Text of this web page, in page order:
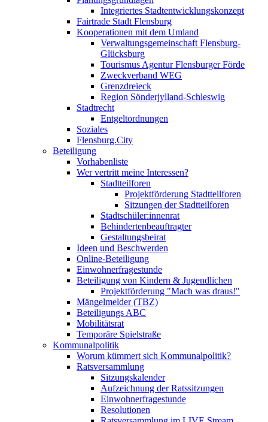
Integriertes Stadtentwicklungskonzept
Fairtrade Stadt Flensburg
Kooperationen mit dem Umland
Verwaltungsgemeinschaft Flensburg-
Glücksburg
Tourismus Agentur Flensburger Förde
Zweckverband WEG
Grenzdreieck
Region Sönderjylland-Schleswig
Stadtrecht
Entgeltordnungen
Soziales
Flensburg.City
Beteiligung
Vorhabenliste
Wer vertritt meine Interessen?
Stadtteilforen
Projektförderung Stadtteilforen
Sitzungen der Stadtteilforen
Stadtschüler:innenrat
Behindertenbeauftragter
Gestaltungsbeirat
Ideen und Beschwerden
Online-Beteiligung
Einwohnerfragestunde
Beteiligung von Kindern & Jugendlichen
Projektförderung "Mach was draus!"
Mängelmelder (TBZ)
Beteiligungs ABC
Mobilitätsrat
Temporäre Spielstraße
Kommunalpolitik
Worum kümmert sich Kommunalpolitik?
Ratsversammlung
Sitzungskalender
Aufzeichnung der Ratssitzungen
Einwohnerfragestunde
Resolutionen